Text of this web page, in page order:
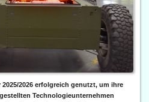
2026 erfolgreich genutzt, um ihre
Technologieunternehmen